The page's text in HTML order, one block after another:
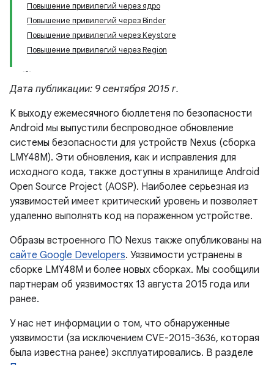
Повышение привилегий через ядро
Повышение привилегий через Binder
Повышение привилегий через Keystore
Повышение привилегий через Region
Дата публикации: 9 сентября 2015 г.
К выходу ежемесячного бюллетеня по безопасности
Android мы выпустили беспроводное обновление
системы безопасности для устройств Nexus (сборка
LMY48M). Эти обновления, как и исправления для
исходного кода, также доступны в хранилище Android
Open Source Project (AOSP). Наиболее серьезная из
уязвимостей имеет критический уровень и позволяет
удаленно выполнять код на пораженном устройстве.
Образы встроенного ПО Nexus также опубликованы на
сайте Google Developers. Уязвимости устранены в
сборке LMY48M и более новых сборках. Мы сообщили
партнерам об уязвимостях 13 августа 2015 года или
ранее.
У нас нет информации о том, что обнаруженные
уязвимости (за исключением CVE-2015-3636, которая
была известна ранее) эксплуатировались. В разделе